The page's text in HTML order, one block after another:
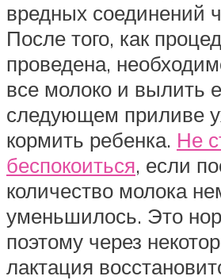
вредных соединений
После того, как
проведена,
все молоко и вылить
следующем приливе
кормить ребенка. Не
беспокоиться, если
количество молока
уменьшилось. Это
поэтому через
лактация